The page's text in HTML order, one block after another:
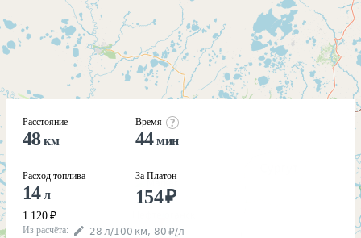
Расстояние
48км
Расход топлива
14л
1 120 ₽
Время
44мин
За Платон
154₽
Из расчёта: 28 л/100 км, 80 ₽/л